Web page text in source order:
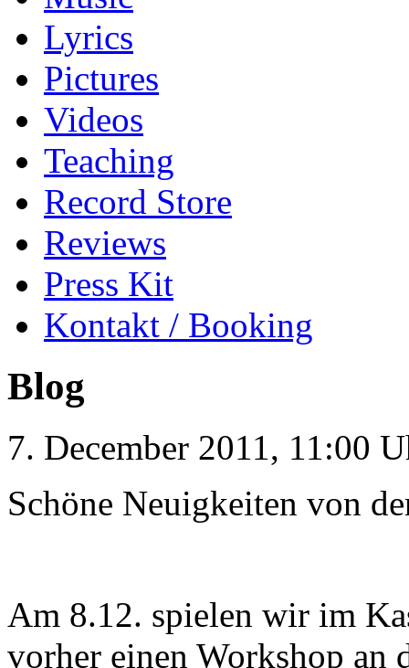
Lyrics
Pictures
Videos
Teaching
Record Store
Reviews
Press Kit
Kontakt / Booking
Blog
7. December 2011, 11:00
Schöne Neuigkeiten von
Am 8.12. spielen wir im
vorher einen Workshop an